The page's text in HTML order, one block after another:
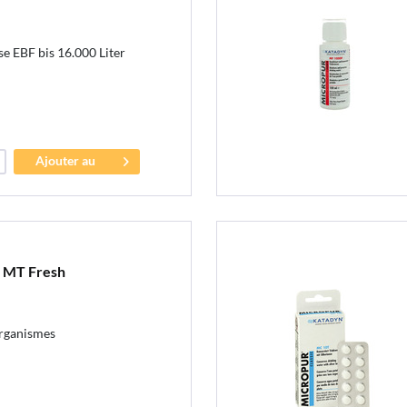
EBF bis 16.000 Liter
Ajouter au
panier
Fresh